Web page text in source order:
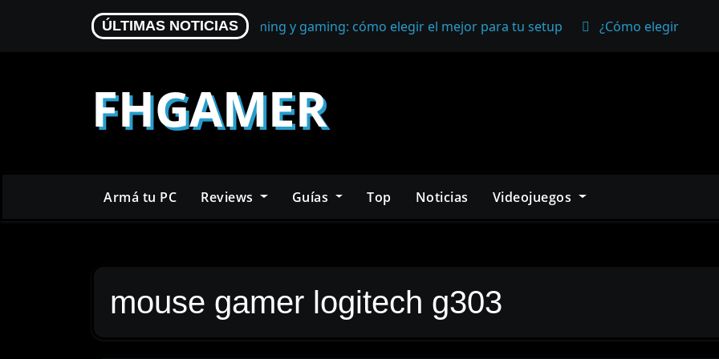
ÚLTIMAS NOTICIAS
Micrófono para streaming y gaming: cómo elegir el mejor para tu setup ¿Cómo elegir un
FHGAMER
Armá tu PC Reviews Guías Top Noticias Videojuegos
mouse gamer logitech g303